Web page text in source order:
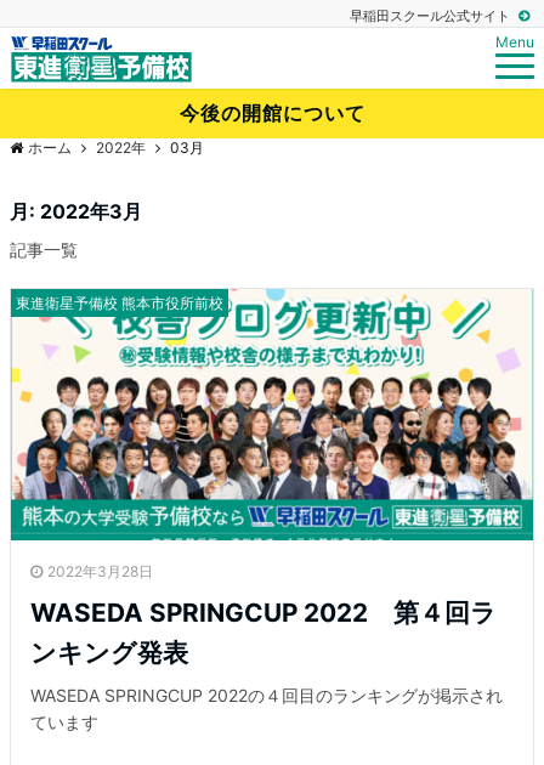
早稲田スクール公式サイト
Menu
今後の開館について
ホーム 2022年 03月
月: 2022年3月
記事一覧
東進衛星予備校 熊本市役所前校
2022年3月28日
WASEDA SPRINGCUP 2022 第４回ラ
ンキング発表
WASEDA SPRINGCUP 2022の４回目のランキングが掲示され
ています